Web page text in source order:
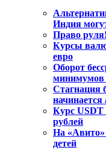
Индия
Право
Курсы
евро
Оборот
минимумов
Стагнация
Курс USDT
рублей
На
детей